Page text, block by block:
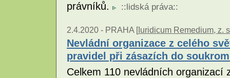
právníků.
:: lidská práva::
2.4.2020 - PRAHA [Iuridicum Remedium, z.
Nevládní organizace z celého
pravidel při zásazích do
Celkem 110 nevládních organizací